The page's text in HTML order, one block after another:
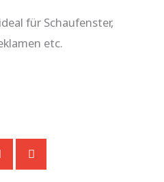
für Schaufenster,
etc.